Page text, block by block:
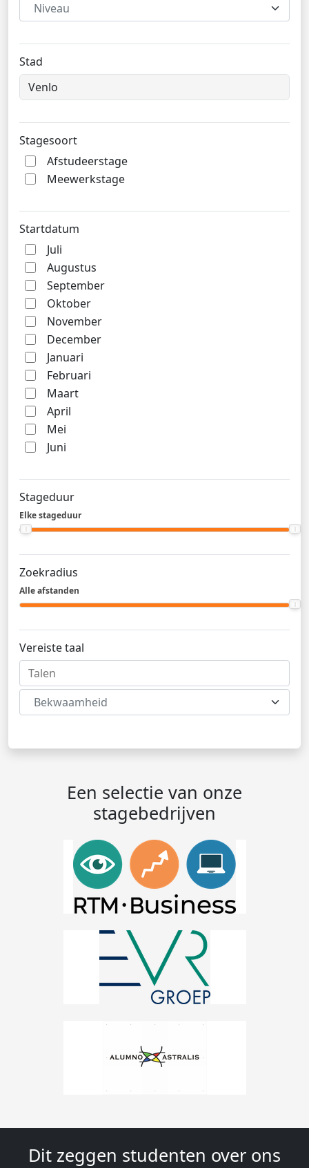
Niveau
Stad
Stagesoort
Afstudeerstage
Meewerkstage
Startdatum
Juli
Augustus
September
Oktober
November
December
Januari
Februari
Maart
April
Mei
Juni
Stageduur
Elke stageduur
Zoekradius
Alle afstanden
Vereiste taal
Bekwaamheid
Een selectie van onze
stagebedrijven
Dit zeggen studenten over ons